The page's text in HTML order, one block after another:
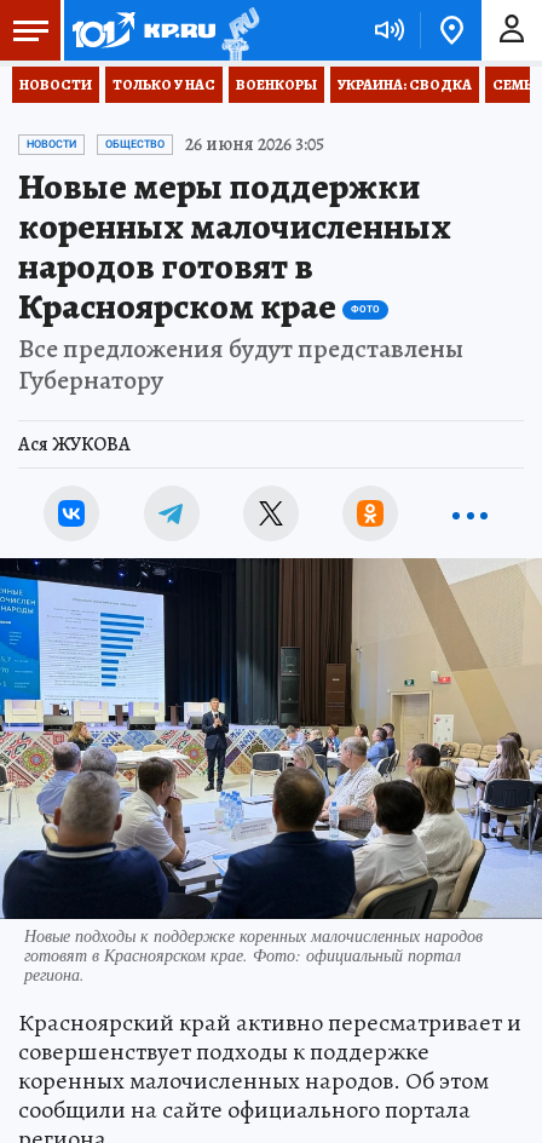
НОВОСТИ ТОЛЬКО У НАС ВОЕНКОРЫ УКРАИНА: СВОДКА
НОВОСТИ ОБЩЕСТВО 26 июня 2026 3:05
Новые меры поддержки
коренных малочисленных
народов готовят в
Красноярском крае
ФОТО
Все предложения будут представлены
Губернатору
Ася ЖУКОВА
Новые подходы к поддержке коренных малочисленных народов
готовят в Красноярском крае. Фото: официальный портал
региона.
Красноярский край активно пересматривает и
совершенствует подходы к поддержке
коренных малочисленных народов. Об этом
сообщили на сайте официального портала